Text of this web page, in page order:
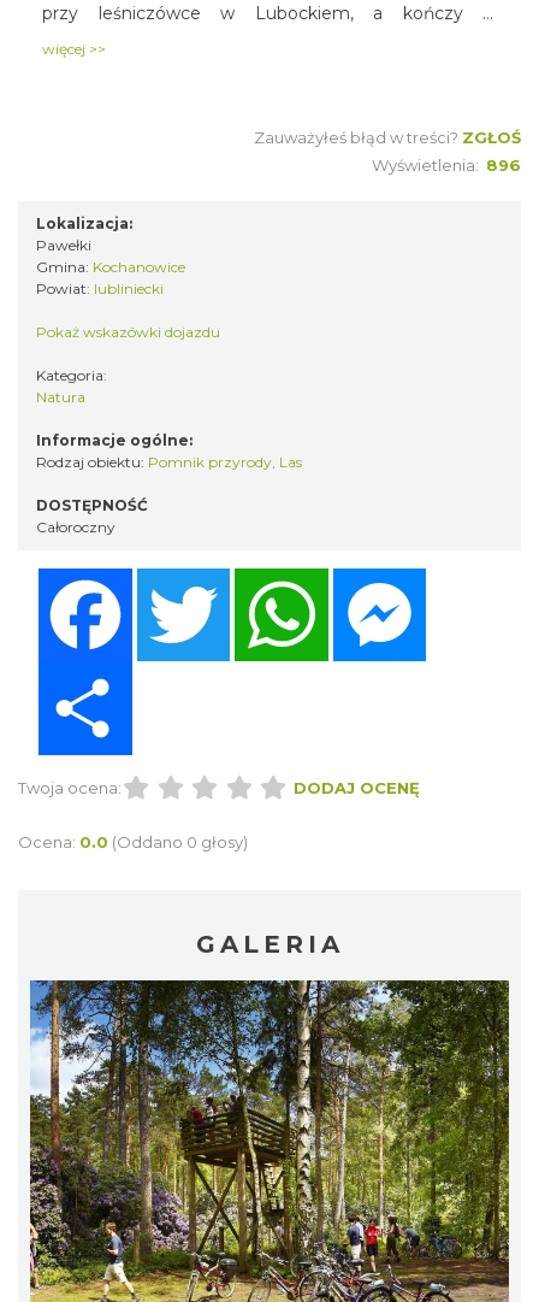
przy leśniczówce w Lubockiem, a kończy w
więcej >>
Zauważyłeś błąd w treści? ZGŁOŚ
Wyświetlenia: 896
Lokalizacja:
Pawełki
Gmina: Kochanowice
Powiat: lubliniecki
Pokaż wskazówki dojazdu
Kategoria:
Natura
Informacje ogólne:
Rodzaj obiektu: Pomnik przyrody Las
DOSTĘPNOŚĆ
Całoroczny
Twitter WhatsApp
Twoja ocena: DODAJ OCENĘ
Ocena: 0.0 (Oddano 0 głosy)
GALERIA